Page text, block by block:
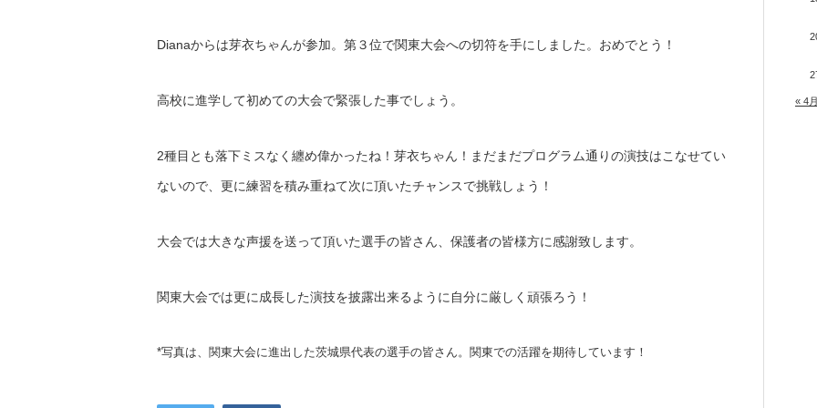
Dianaからは芽衣ちゃんが参加。第３位で関東大会への切符を手にしました。おめでとう！
高校に進学して初めての大会で緊張した事でしょう。
2種目とも落下ミスなく纏め偉かったね！芽衣ちゃん！まだまだプログラム通りの演技はこなせてい
ないので、更に練習を積み重ねて次に頂いたチャンスで挑戦しょう！
大会では大きな声援を送って頂いた選手の皆さん、保護者の皆様方に感謝致します。
関東大会では更に成長した演技を披露出来るように自分に厳しく頑張ろう！
*写真は、関東大会に進出した茨城県代表の選手の皆さん。関東での活躍を期待しています！
« 4月